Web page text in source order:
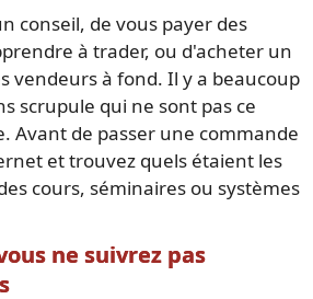
conseil, de vous payer des
à trader, ou d'acheter un
vendeurs à fond. Il y a beaucoup
scrupule qui ne sont pas ce
Avant de passer une commande
et trouvez quels étaient les
cours, séminaires ou systèmes
ne suivrez pas